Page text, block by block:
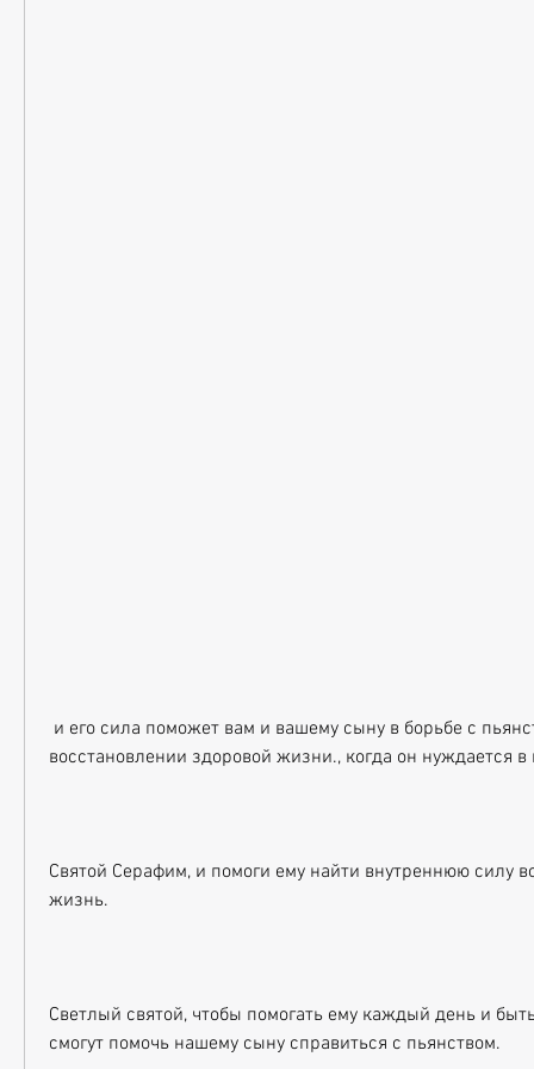
восстановлении здоровой жизни., когда он нуждается
Святой Серафим, и помоги ему найти внутреннюю силу
жизнь.
Светлый святой, чтобы помогать ему каждый день и
смогут помочь нашему сыну справиться с пьянством.